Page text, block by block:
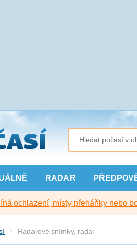
RADAR
ochlazení, místy přeháňky nebo
Radarové snímky, radar